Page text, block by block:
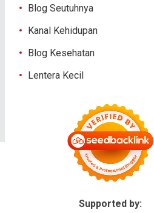
Blog Seutuhnya
Kanal Kehidupan
Blog Kesehatan
Lentera Kecil
Supported by: